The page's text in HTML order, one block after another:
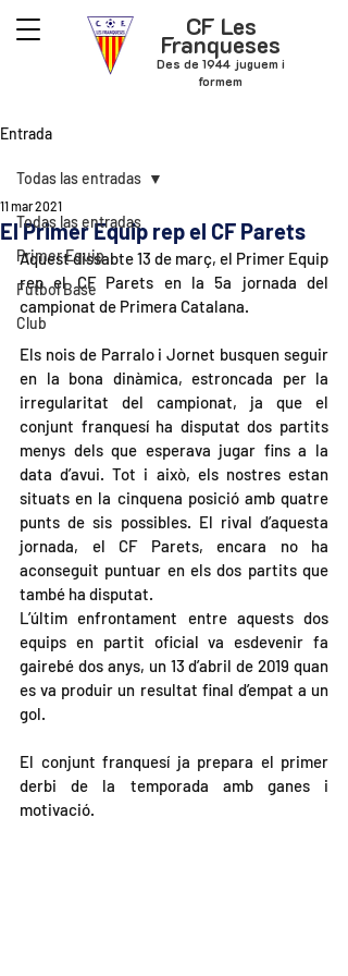
CF Les
Franqueses
Des de 1944 juguem i
formem
Entrada
Todas las entradas
Primer Equip
Futbol Base
Club
Todas las entradas
El Primer Equip rep el CF Parets
11 mar 2021
Aquest dissabte 13 de març, el Primer Equip
rep el CF Parets en la 5a jornada del
campionat de Primera Catalana.
Els nois de Parralo i Jornet busquen seguir
en la bona dinàmica, estroncada per la
irregularitat del campionat, ja que el
conjunt franquesí ha disputat dos partits
menys dels que esperava jugar fins a la
data d’avui. Tot i això, els nostres estan
situats en la cinquena posició amb quatre
punts de sis possibles. El rival d’aquesta
jornada, el CF Parets, encara no ha
aconseguit puntuar en els dos partits que
també ha disputat.
L’últim enfrontament entre aquests dos
equips en partit oficial va esdevenir fa
gairebé dos anys, un 13 d’abril de 2019 quan
es va produir un resultat final d’empat a un
gol.
El conjunt franquesí ja prepara el primer
derbi de la temporada amb ganes i
motivació.